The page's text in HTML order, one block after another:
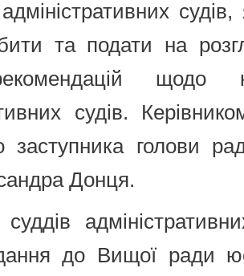
адміністративних
та подати на
щодо
судів.
заступника голови
Донця.
до Вищої ради